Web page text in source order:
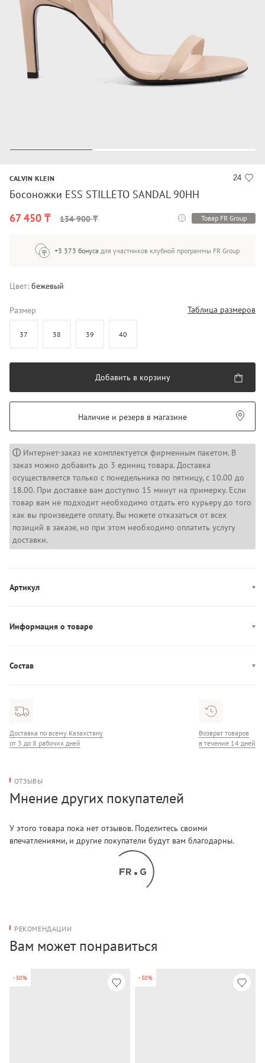
24
CALVIN KLEIN
Босоножки ESS STILLETO SANDAL 90HH
67 450 ₸
134 900 ₸ Товар FR Group
+3 373 бонуса для участников клубной программы FR Group
Цвет: бежевый
Размер Таблица размеров
37 38 39 40
Добавить в корзину
Наличие и резерв в магазине
ⓘ Интернет-заказ не комплектуется фирменным пакетом. В
заказ можно добавить до 3 единиц товара. Доставка
осуществляется только с понедельника по пятницу, с 10.00 до
18.00. При доставке вам доступно 15 минут на примерку. Если
товар вам не подходит необходимо отдать его курьеру до того
как вы произведете оплату. Вы можете отказаться от всех
позиций в заказе, но при этом необходимо оплатить услугу
доставки.
Артикул
Информация о товаре
Состав
Доставка по всему Казахстану
от 3 до 8 рабочих дней
Возврат товаров
в течение 14 дней
ОТЗЫВЫ
Мнение других покупателей
У этого товара пока нет отзывов. Поделитесь своими
впечатлениями, и другие покупатели будут вам благодарны.
РЕКОМЕНДАЦИИ
Вам может понравиться
-50% -50%